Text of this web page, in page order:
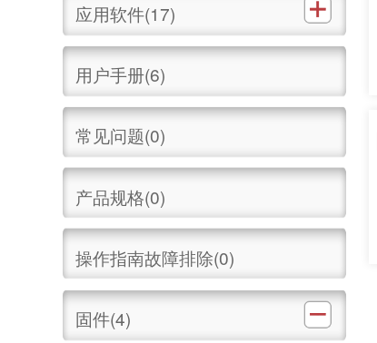
应用软件(17)
用户手册(6)
常见问题(0)
产品规格(0)
操作指南故障排除(0)
固件(4)